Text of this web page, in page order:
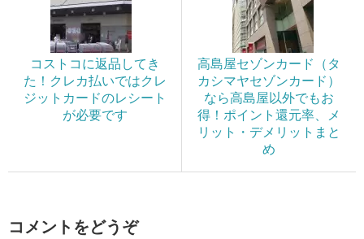
コストコに返品してき
た！クレカ払いではクレ
ジットカードのレシート
が必要です
高島屋セゾンカード（タ
カシマヤセゾンカード）
なら高島屋以外でもお
得！ポイント還元率、メ
リット・デメリットまと
め
コメントをどうぞ